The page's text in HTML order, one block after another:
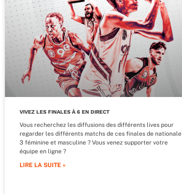
VIVEZ LES FINALES À 6 EN DIRECT
Vous recherchez les diffusions des différents lives pour
regarder les différents matchs de ces finales de nationale
3 féminine et masculine ? Vous venez supporter votre
équipe en ligne ?
LIRE LA SUITE »